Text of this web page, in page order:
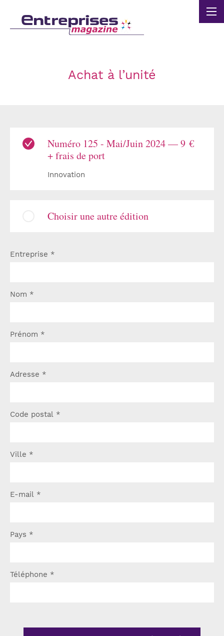
Achat à l’unité
Numéro 125 - Mai/Juin 2024 — 9 €
+ frais de port
Innovation
Choisir une autre édition
Entreprise *
Nom *
Prénom *
Adresse *
Code postal *
Ville *
E-mail *
Pays *
Téléphone *